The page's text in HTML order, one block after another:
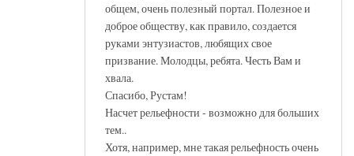
общем, очень полезный портал. Полезное и
доброе обществу, как правило, создается
руками энтузиастов, любящих свое
призвание. Молодцы, ребята. Честь Вам и
хвала.
Спасибо, Рустам!
Насчет рельефности - возможно для больших
тем..
Хотя, например, мне такая рельефность очень